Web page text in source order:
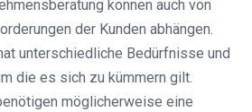
können auch von
der Kunden abhängen.
unterschiedliche Bedürfnisse und
die es sich zu kümmern gilt.
möglicherweise eine